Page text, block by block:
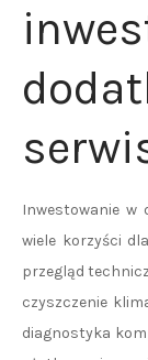
Inwestowanie w
wiele korzyści
przegląd
czyszczenie
diagnostyka